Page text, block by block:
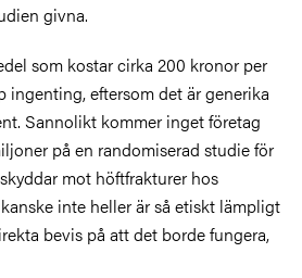
givna.
som kostar cirka 200 kronor per
ingenting, eftersom det är generika
Sannolikt kommer inget företag
på en randomiserad studie för
mot höftfrakturer hos
inte heller är så etiskt lämpligt
bevis på att det borde fungera,